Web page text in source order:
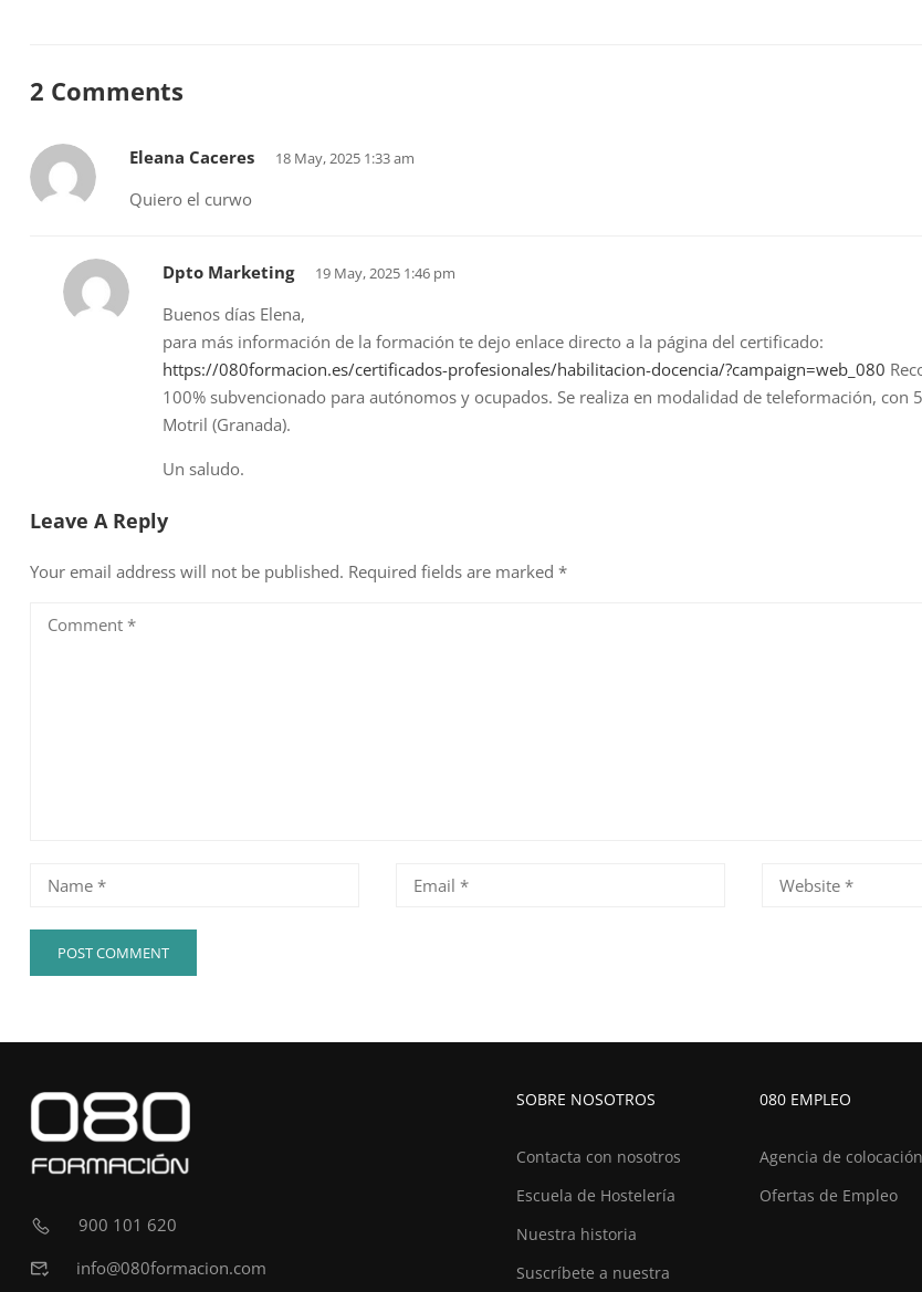
2 Comments
Eleana Caceres 18 May, 2025 1:33 am
Quiero el curwo
Dpto Marketing 19 May, 2025 1:46 pm
Buenos días Elena,
para más información de la formación te dejo enlace directo a la página del certificado:
https://080formacion.es/certificados-profesionales/habilitacion-docencia/?campaign=web_080
100% subvencionado para autónomos y ocupados. Se realiza en modalidad de teleformación, con
Motril (Granada).
Un saludo.
Leave A Reply
Your email address will not be published. Required fields are marked *
900 101 620
info@080formacion.com
SOBRE NOSOTROS
Contacta con nosotros
Escuela de Hostelería
Nuestra historia
Suscríbete a nuestra
080 EMPLEO
Agencia de colocación
Ofertas de Empleo